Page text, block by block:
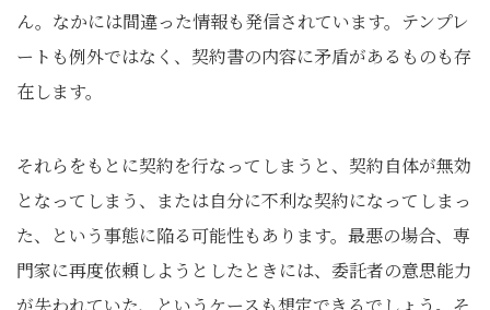
ん。なかには間違った情報も発信されています。テンプレ
ートも例外ではなく、契約書の内容に矛盾があるものも存
在します。
それらをもとに契約を行なってしまうと、契約自体が無効
となってしまう、または自分に不利な契約になってしまっ
た、という事態に陥る可能性もあります。最悪の場合、専
門家に再度依頼しようとしたときには、委託者の意思能力